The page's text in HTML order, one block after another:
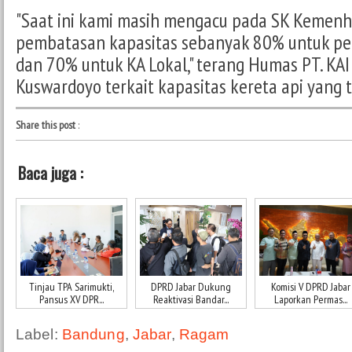
"Saat ini kami masih mengacu pada SK
pembatasan kapasitas sebanyak 80% untuk
dan 70% untuk KA Lokal," terang Humas PT.
Kuswardoyo terkait kapasitas kereta api yang
Share this post:
Baca juga :
Tinjau TPA Sarimukti,
Pansus XV DPR...
DPRD Jabar Dukung
Reaktivasi Bandar...
Komisi V DPRD Jabar
Laporkan Permas...
Label: Bandung, Jabar, Ragam